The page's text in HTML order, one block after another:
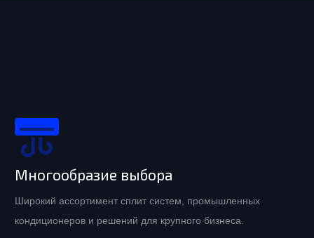
Многообразие выбора
Широкий ассортимент сплит систем, промышленных
кондиционеров и решений для крупного бизнеса.